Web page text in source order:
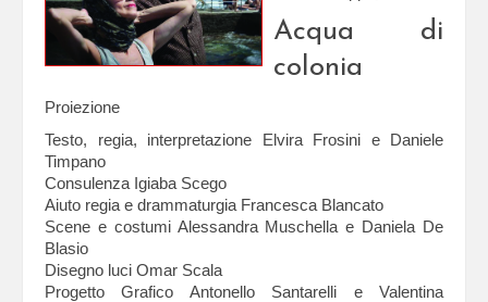
Acqua di
colonia
Proiezione
Testo, regia, interpretazione Elvira Frosini e Daniele
Timpano
Consulenza Igiaba Scego
Aiuto regia e drammaturgia Francesca Blancato
Scene e costumi Alessandra Muschella e Daniela De
Blasio
Disegno luci Omar Scala
Progetto Grafico Antonello Santarelli e Valentina